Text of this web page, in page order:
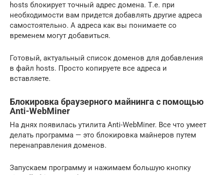
hosts блокирует точный адрес домена. Т.е. при
необходимости вам придется добавлять другие адреса
самостоятельно. А адреса как вы понимаете со
временем могут добавиться.
Готовый, актуальный список доменов для добавления
в файл hosts. Просто копируете все адреса и
вставляете.
Блокировка браузерного майнинга с помощью
Anti-WebMiner
На днях появилась утилита Anti-WebMiner. Все что умеет
делать программа — это блокировка майнеров путем
перенаправления доменов.
Запускаем программу и нажимаем большую кнопку